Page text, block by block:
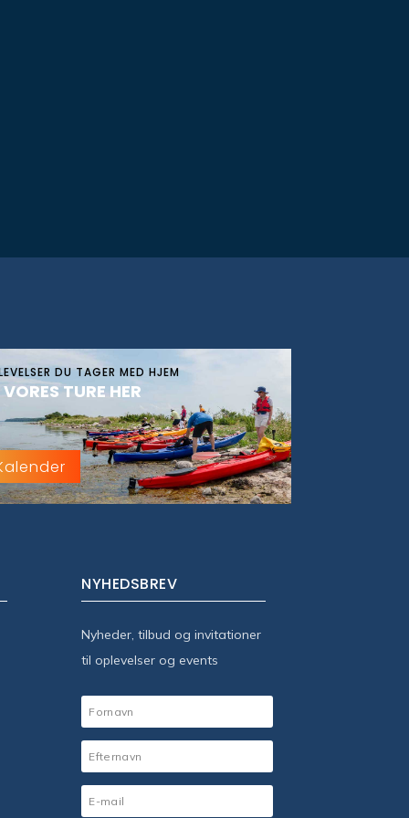
DU TAGER MED HJEM
VORES TURE HER
NYHEDSBREV
Nyheder, tilbud og invitationer
til oplevelser og events